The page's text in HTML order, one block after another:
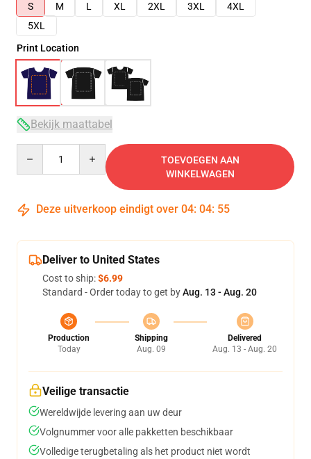
S
M L XL 2XL 3XL
4XL
5XL
Print Location
Bekijk maattabel
TOEVOEGEN AAN
WINKELWAGEN
Deze uitverkoop eindigt over 04: 04: 54
Deliver to United States
Cost to ship:$6.99
Standard - Order today to get byAug. 13 - Aug. 20
Production
Today
Shipping
Aug. 09
Delivered
Aug. 13 - Aug. 20
Veilige transactie
Wereldwijde levering aan uw deur
Volgnummer voor alle pakketten beschikbaar
Volledige terugbetaling als het product niet wordt